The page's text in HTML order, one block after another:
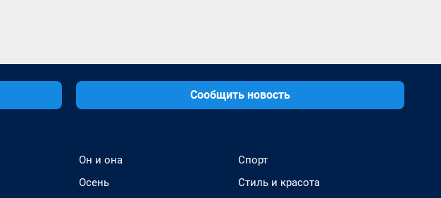
Сообщить новость
Он и она
Осень
Спорт
Стиль и красота